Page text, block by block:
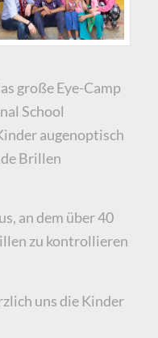
große Eye-Camp
School
augenoptisch
Brillen
an dem über 40
zu kontrollieren
uns die Kinder